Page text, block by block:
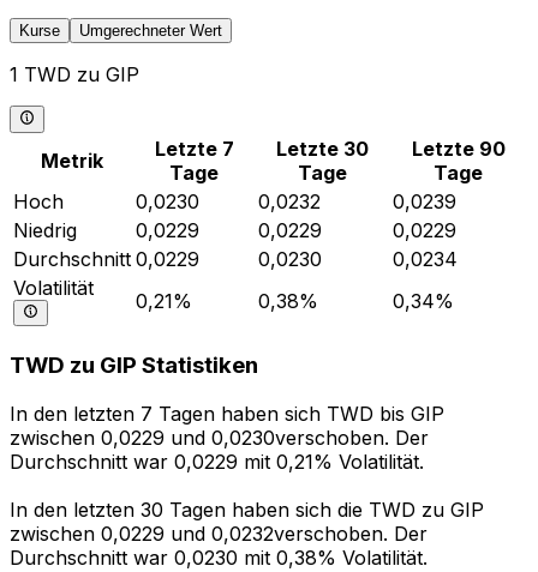
Kurse Umgerechneter Wert
1 TWD zu GIP
Metrik
Letzte 7
Tage
Letzte 30
Tage
Letzte 90
Tage
Hoch
0,0230 0,0232
0,0239
Niedrig
0,0229 0,0229
0,0229
Durchschnitt 0,0229 0,0230
0,0234
Volatilität
0,21% 0,38% 0,34%
TWD zu GIP Statistiken
In den letzten 7 Tagen haben sich TWD bis GIP
zwischen 0,0229 und 0,0230verschoben. Der
Durchschnitt war 0,0229 mit 0,21% Volatilität.
In den letzten 30 Tagen haben sich die TWD zu GIP
zwischen 0,0229 und 0,0232verschoben. Der
Durchschnitt war 0,0230 mit 0,38% Volatilität.